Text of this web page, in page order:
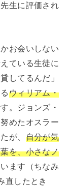
生に評価され
お会いしない
ている生徒に
してるんだ」
ウィリアム・
。ジョンズ・
めたオスラー
が、 自分が気
を、小さなノ
ます（ちなみ
直したとき